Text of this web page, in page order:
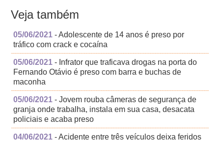
Veja também
05/06/2021 - Adolescente de 14 anos é preso por
tráfico com crack e cocaína
05/06/2021 - Infrator que traficava drogas na porta do
Fernando Otávio é preso com barra e buchas de
maconha
05/06/2021 - Jovem rouba câmeras de segurança de
granja onde trabalha, instala em sua casa, desacata
policiais e acaba preso
04/06/2021 - Acidente entre três veículos deixa feridos